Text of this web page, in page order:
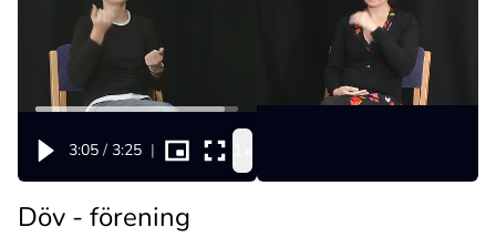
3:05 / 3:25 |
Döv - förening